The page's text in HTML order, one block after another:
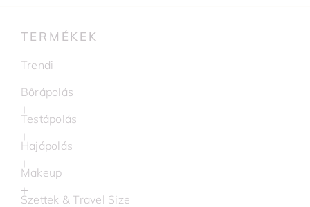
TERMÉKEK
Trendi
Bőrápolás
Testápolás
Hajápolás
Makeup
Szettek & Travel Size